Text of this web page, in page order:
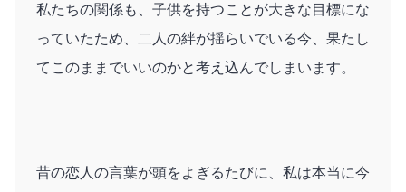
私たちの関係も、子供を持つことが大きな目標にな
っていたため、二人の絆が揺らいでいる今、果たし
てこのままでいいのかと考え込んでしまいます。
昔の恋人の言葉が頭をよぎるたびに、私は本当に今